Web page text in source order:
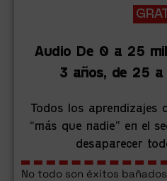
Audio De 0 a 25
3 años, de 25
Todos los
“más que nadie” en el
desaparecer
No todo son éxitos